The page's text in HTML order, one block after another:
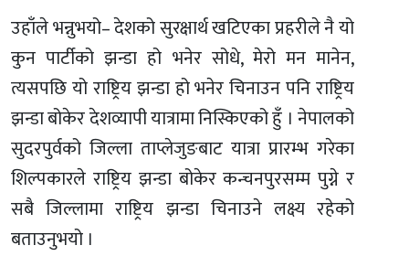
उहाँले भन्नुभयो– देशको सुरक्षार्थ खटिएका प्रहरीले नै यो
कुन पार्टीको झन्डा हो भनेर सोधे, मेरो मन मानेन,
त्यसपछि यो राष्ट्रिय झन्डा हो भनेर चिनाउन पनि राष्ट्रिय
झन्डा बोकेर देशव्यापी यात्रामा निस्किएको हुँ । नेपालको
सुदरपुर्वको जिल्ला ताप्लेजुङबाट यात्रा प्रारम्भ गरेका
शिल्पकारले राष्ट्रिय झन्डा बोकेर कन्चनपुरसम्म पुग्ने र
सबै जिल्लामा राष्ट्रिय झन्डा चिनाउने लक्ष्य रहेको
बताउनुभयो ।